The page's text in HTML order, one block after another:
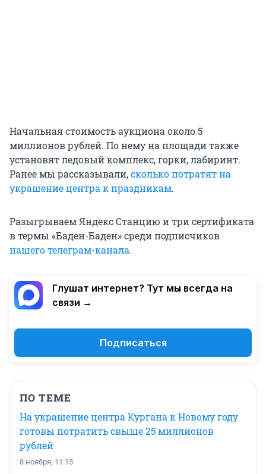
Начальная стоимость аукциона около 5
миллионов рублей. По нему на площади также
установят ледовый комплекс, горки, лабиринт.
Ранее мы рассказывали,сколько потратят на
украшение центра к праздникам.
Разыгрываем Яндекс Станцию и три сертификата
в термы «Баден-Баден» среди подписчиков
нашего телеграм-канала.
Глушат интернет? Тут мы всегда на
связи →
Подписаться
ПО ТЕМЕ
На украшение центра Кургана к Новому году
готовы потратить свыше 25 миллионов
рублей
8 ноября, 11:15